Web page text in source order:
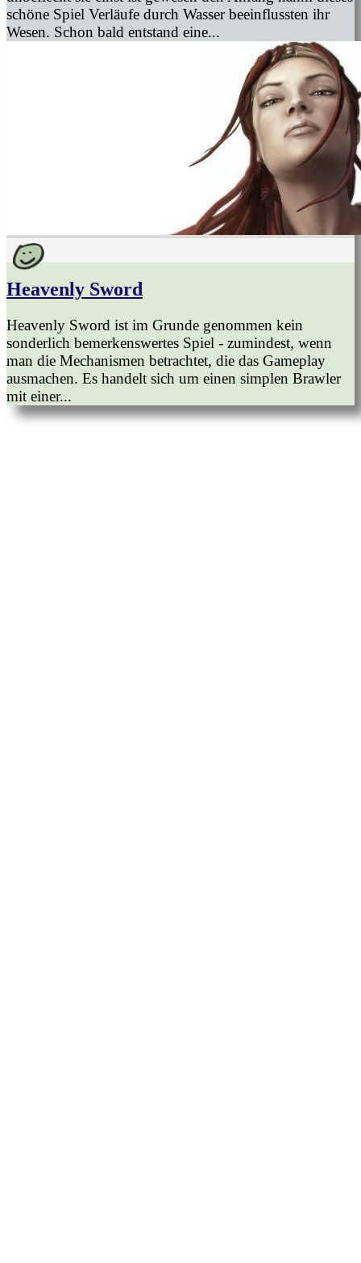
schöne Spiel Verläufe durch Wasser beeinflussten ihr
Wesen. Schon bald entstand eine...
Heavenly Sword
Heavenly Sword ist im Grunde genommen kein
sonderlich bemerkenswertes Spiel - zumindest, wenn
man die Mechanismen betrachtet, die das Gameplay
ausmachen. Es handelt sich um einen simplen Brawler
mit einer...